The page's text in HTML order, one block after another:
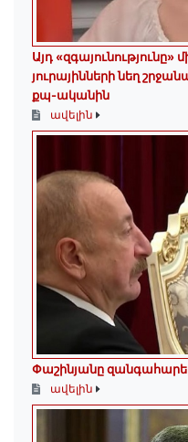
Այդ
յուրայինների նեղ
քպ-ականին
ավելին
Փաշինյանը
ավելին